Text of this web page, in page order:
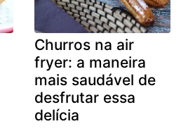
Churros na air
fryer: a maneira
mais saudável de
desfrutar essa
delícia